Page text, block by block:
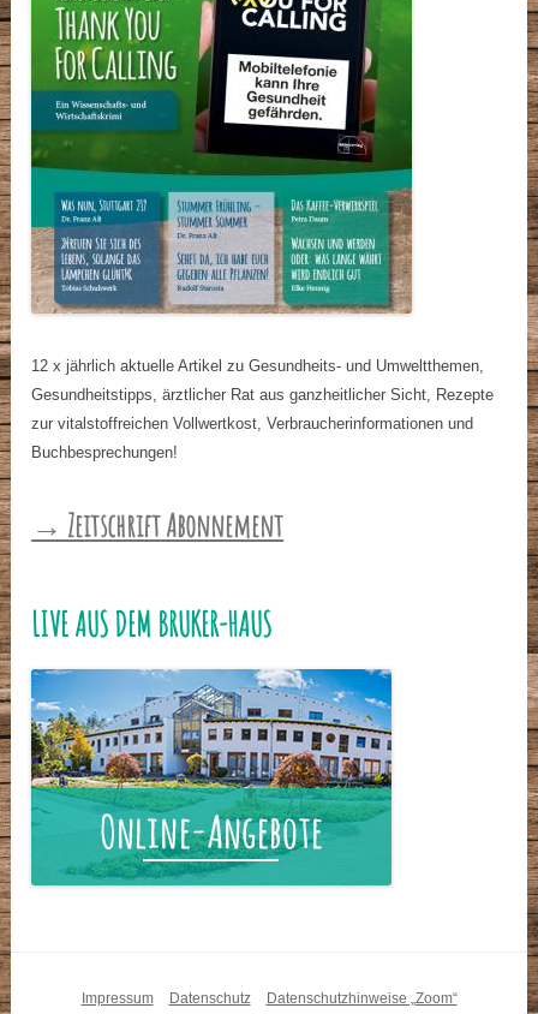
12 x jährlich aktuelle Artikel zu Gesundheits- und Umweltthemen,
Gesundheitstipps, ärztlicher Rat aus ganzheitlicher Sicht, Rezepte
zur vitalstoffreichen Vollwertkost, Verbraucherinformationen und
Buchbesprechungen!
→ Zeitschrift Abonnement
LIVE AUS DEM BRUKER-HAUS
Impressum Datenschutz Datenschutzhinweise „Zoom“